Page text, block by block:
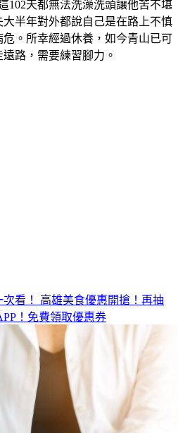
102天都無法洗澡洗頭讓他苦不堪
半年對外都說自己是在路上不慎
。所幸經過休養，如今青山已可
路，需要練習腳力。
看！ 高雄美食優惠開搶！再抽
！免費領取優惠券